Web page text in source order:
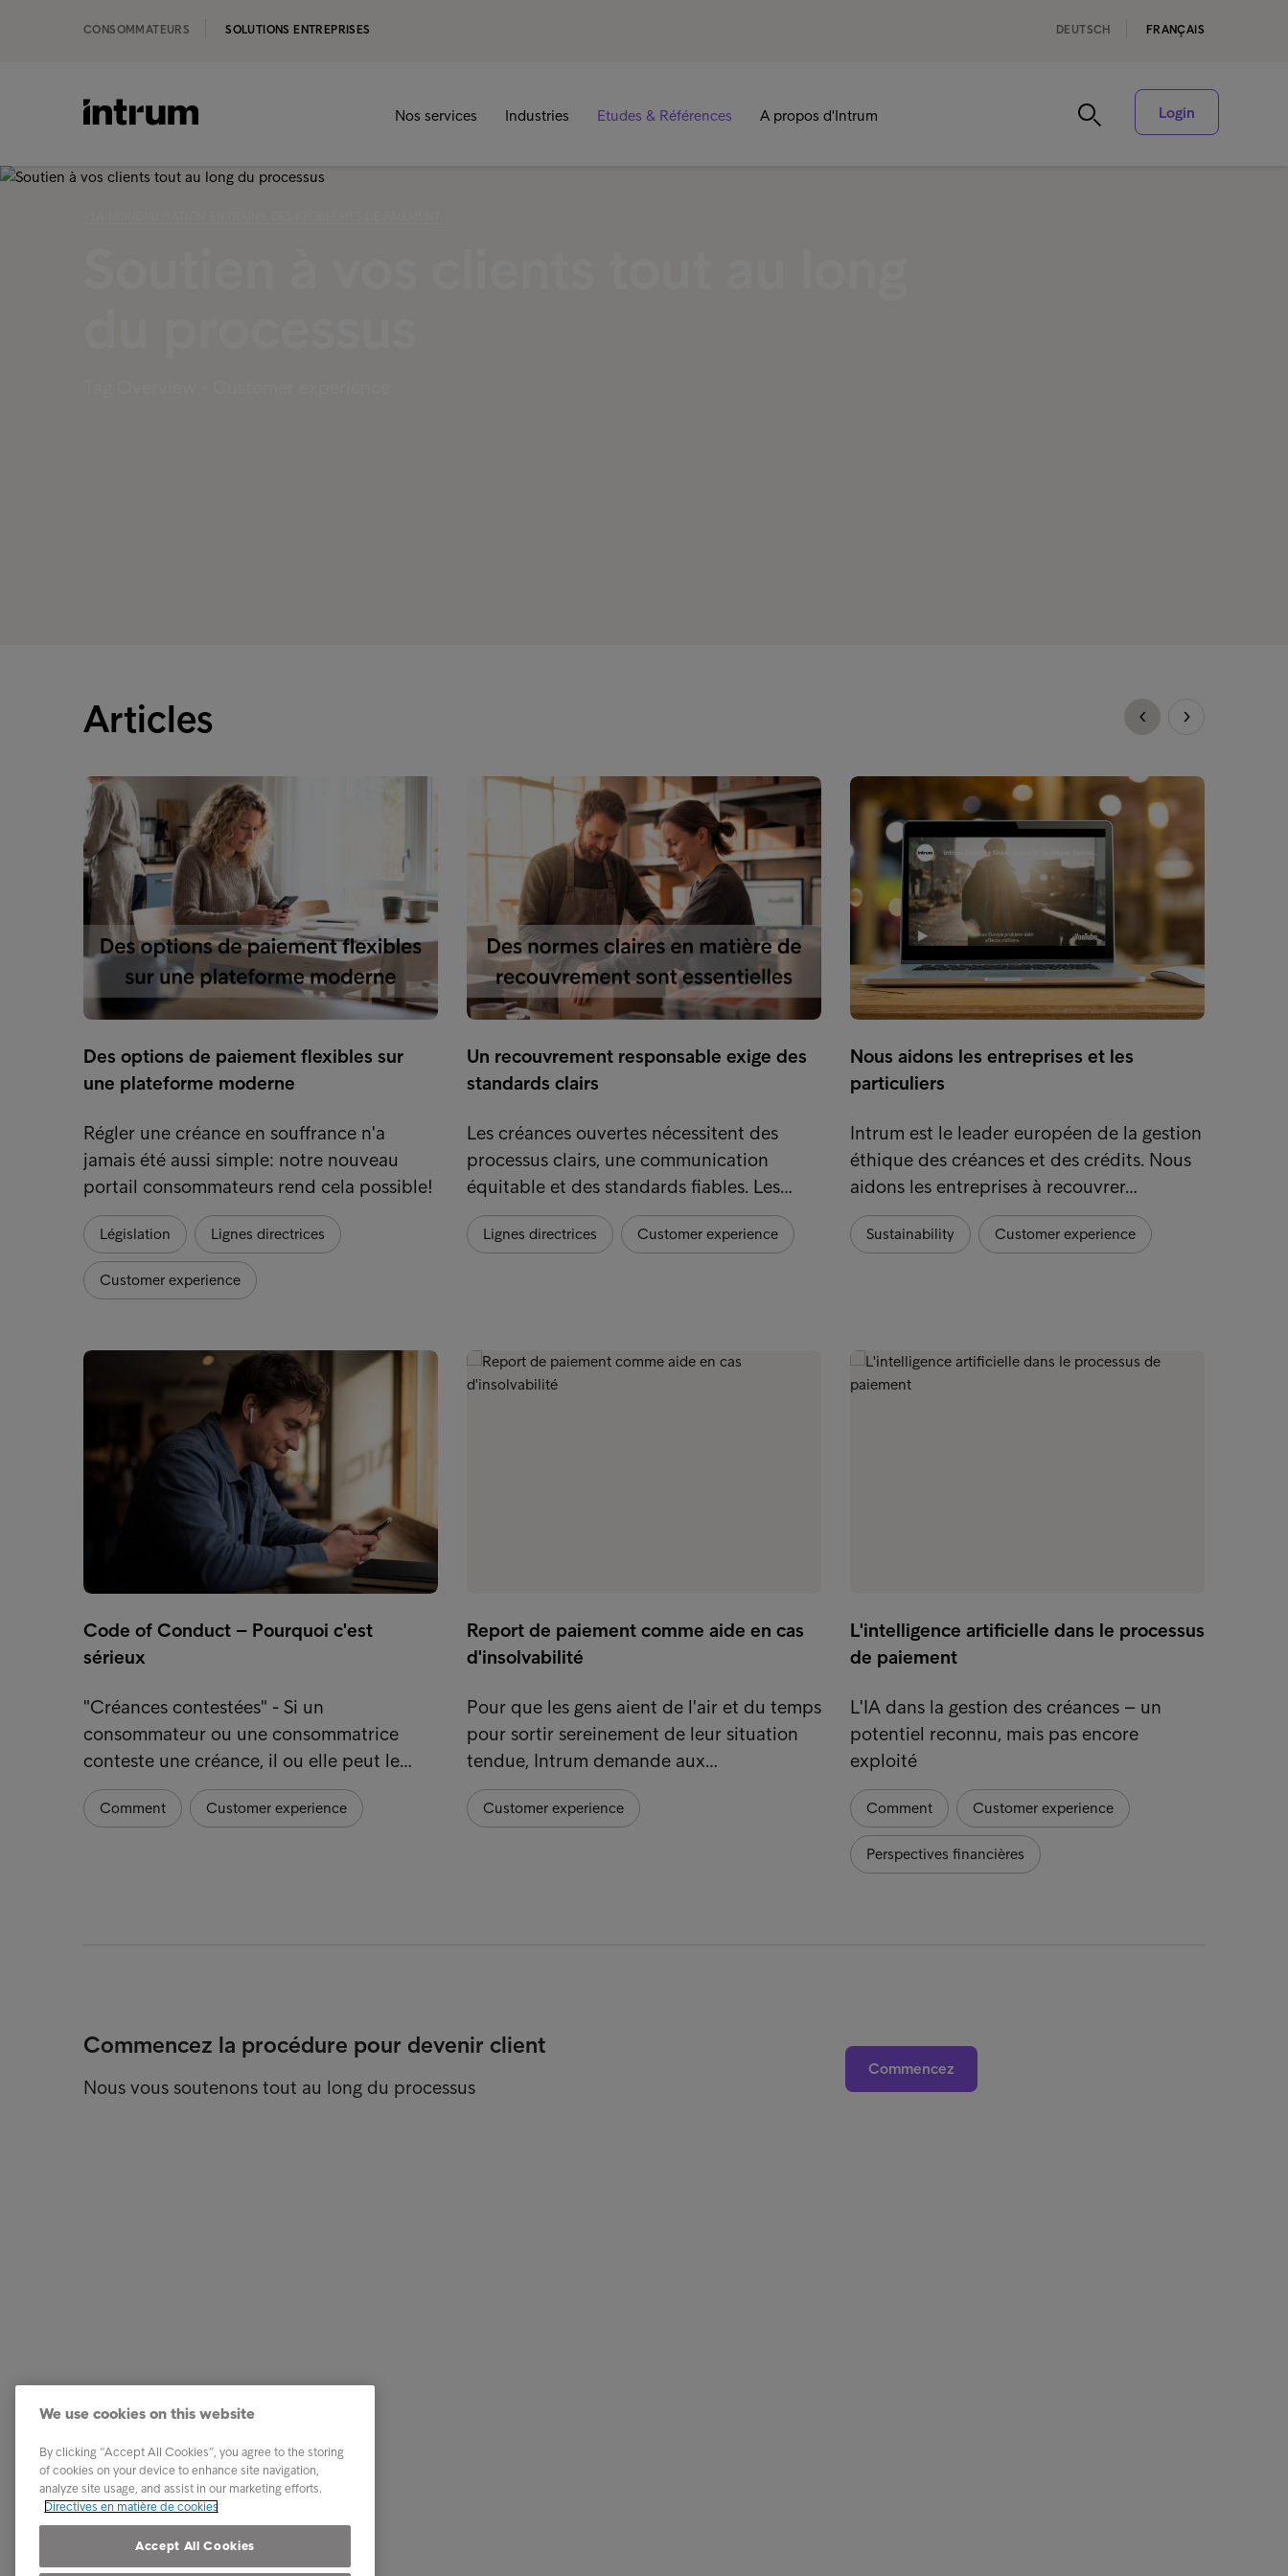
CONSOMMATEURS SOLUTIONS ENTREPRISES DEUTSCH FRANÇAIS
Nos services Industries Etudes & Références A propos d'Intrum Login
Articles
Des options de paiement flexibles sur
une plateforme moderne
Régler une créance en souffrance n'a
jamais été aussi simple: notre nouveau
portail consommateurs rend cela possible!
Législation Lignes directrices
Customer experience
Un recouvrement responsable exige des
standards clairs
Les créances ouvertes nécessitent des
processus clairs, une communication
équitable et des standards fiables. Les…
Lignes directrices Customer experience
Nous aidons les entreprises et les
particuliers
Intrum est le leader européen de la gestion
éthique des créances et des crédits. Nous
aidons les entreprises à recouvrer…
Sustainability Customer experience
Code of Conduct – Pourquoi c'est
sérieux
"Créances contestées" - Si un
consommateur ou une consommatrice
conteste une créance, il ou elle peut le…
Comment Customer experience
Report de paiement comme aide en cas
d'insolvabilité
Pour que les gens aient de l'air et du temps
pour sortir sereinement de leur situation
tendue, Intrum demande aux…
Customer experience
L'intelligence artificielle dans le processus
de paiement
L'IA dans la gestion des créances – un
potentiel reconnu, mais pas encore
exploité
Comment Customer experience
Perspectives financières
Commencez la procédure pour devenir client
Nous vous soutenons tout au long du processus
Commencez
Nos services
Industries
Etudes & Références
Our locations
Contact
Carrière
We use cookies on this website
By clicking “Accept All Cookies”, you agree to the storing
of cookies on your device to enhance site navigation,
analyze site usage, and assist in our marketing efforts.
Directives en matière de cookies
Accept All Cookies